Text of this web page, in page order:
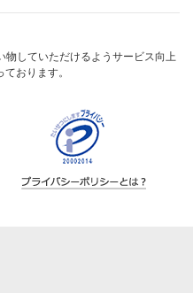
物していただけるようサービス向上
おります。